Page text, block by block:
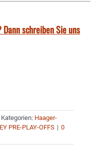
schreiben Sie uns
Kategorien: Haager-
PRE-PLAY-OFFS | 0